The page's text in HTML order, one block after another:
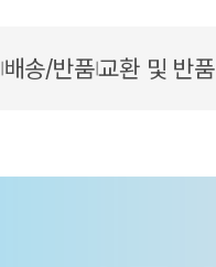
|배송/반품|교환 및 반품